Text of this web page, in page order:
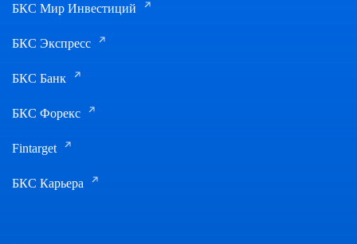
БКС Мир Инвестиций
БКС Экспресс
БКС Банк
БКС Форекс
Fintarget
БКС Карьера